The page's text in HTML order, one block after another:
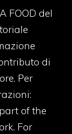
FOOD del
di
Per
of the
For